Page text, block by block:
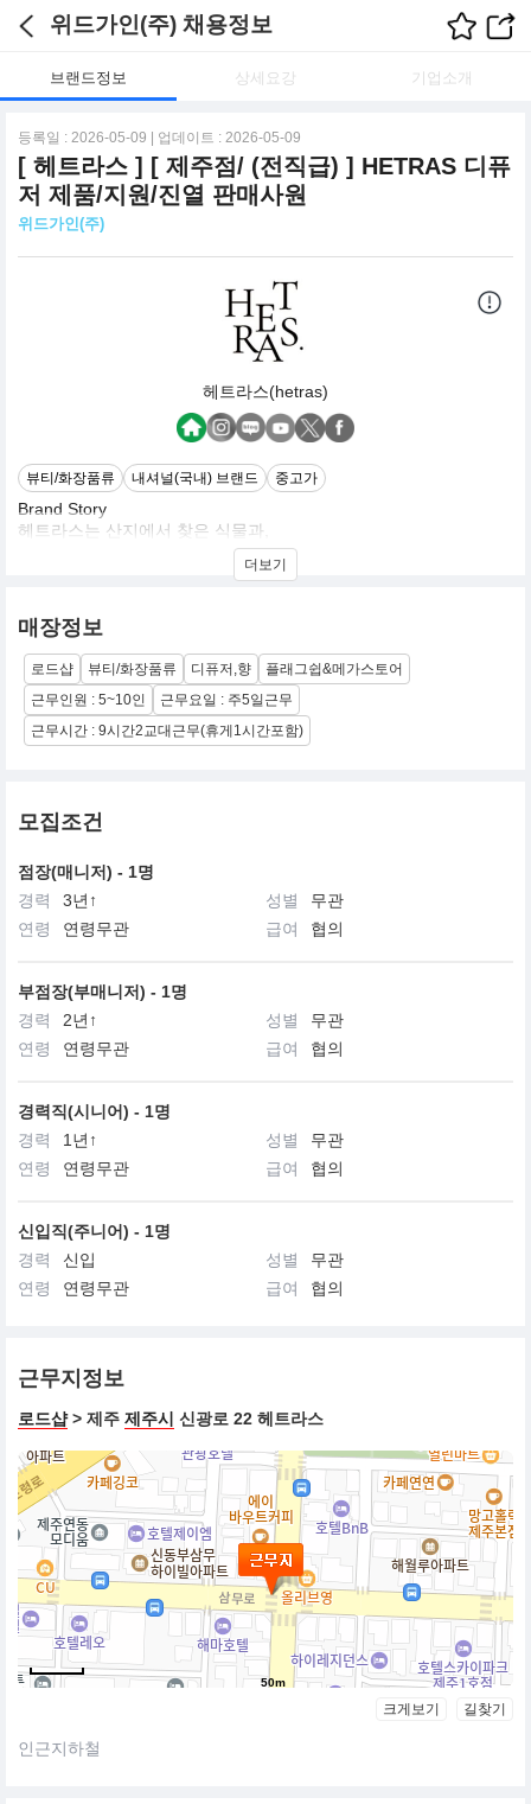
위드가인(주) 채용정보
브랜드정보 상세요강 기업소개
등록일 : 2026-05-09 | 업데이트 : 2026-05-09
[ 헤트라스 ] [ 제주점/ (전직급) ] HETRAS 디퓨
저 제품/지원/진열 판매사원
위드가인(주)
헤트라스(hetras)
뷰티/화장품류 내셔널(국내) 브랜드 중고가
Brand Story
헤트라스는 산지에서 찾은 식물과,
아름다워질 수 있는 향을 연구하고 있습니다.
하루하루 지쳐가는 삶 속 향으로 행복을 기억하고 삶의 치유를 전달
하고자 합니다.
주인공이 되고픈 향, 기억을 불러오는 향,
사랑하는 사람과의 설렘을 줄 수 있는
우리의 상상 속 귀중한 모든 순간을 향기로 선사합니다.
더보기
매장정보
로드샵 뷰티/화장품류 디퓨저,향
플래그쉽&메가스토어
근무인원 : 5~10인
근무요일 : 주5일근무
근무시간 : 9시간2교대근무(휴게1시간포함)
모집조건
점장(매니저) - 1명
경력
3년↑ 성별
무관
연령
연령무관 급여 협의
부점장(부매니저) - 1명
경력
2년↑ 성별
무관
연령
연령무관 급여 협의
경력직(시니어) - 1명
경력
1년↑ 성별
무관
연령
연령무관 급여 협의
신입직(주니어) - 1명
경력
신입 성별
무관
연령
연령무관 급여 협의
근무지정보
로드샵> 제주 제주시 신광로 22 헤트라스
50m
크게보기 길찾기
인근지하철